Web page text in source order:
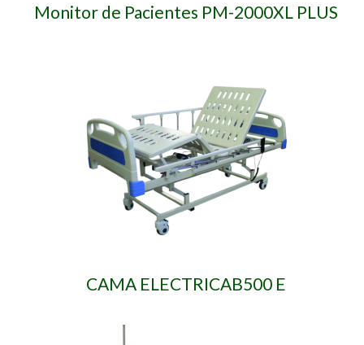
Monitor de Pacientes PM-2000XL PLUS
CAMA ELECTRICAB500 E